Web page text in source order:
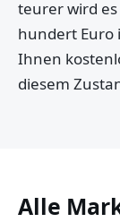
teurer wird
hundert Euro
Ihnen
diesem
Alle